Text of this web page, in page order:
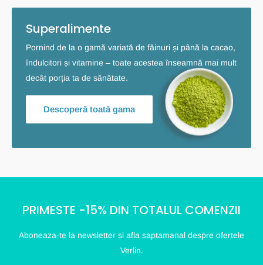
Superalimente
Pornind de la o gamă variată de făinuri și până la cacao,
îndulcitori și vitamine – toate acestea înseamnă mai mult
decât porția ta de sănătate.
Descoperă toată gama
PRIMESTE -15% DIN TOTALUL COMENZII
Aboneaza-te la newsletter si afla saptamanal despre ofertele
Verlin.